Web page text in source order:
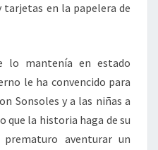
tarjetas en la papelera de
lo mantenía en estado
le ha convencido para
Sonsoles y a las niñas a
que la historia haga de su
aventurar un